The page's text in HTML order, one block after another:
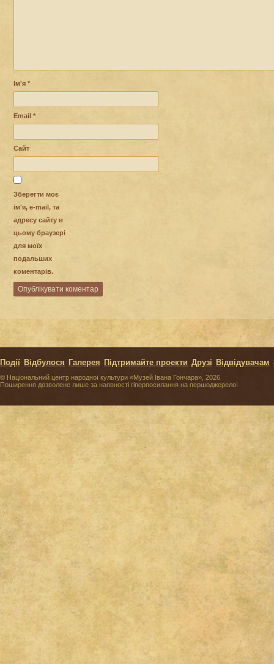
Ім'я *
Email *
Сайт
Зберегти моє
ім'я, e-mail, та
адресу сайту в
цьому браузері
для моїх
подальших
коментарів.
© Національний центр народної культури «Музей Івана Гончара», 2026
Поширення дозволене лише за наявності гіперпосилання на першоджерело!
Події Відбулося Галерея Підтримайте проекти Друзі Відвідувачам